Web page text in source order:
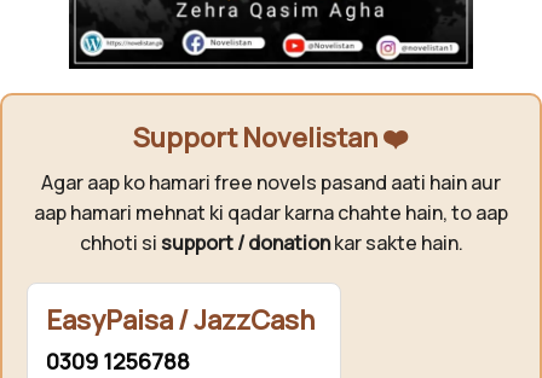
Support Novelistan ❤️
Agar aap ko hamari free novels pasand aati hain aur
aap hamari mehnat ki qadar karna chahte hain, to aap
chhoti si support / donationkar sakte hain.
EasyPaisa / JazzCash
0309 1256788